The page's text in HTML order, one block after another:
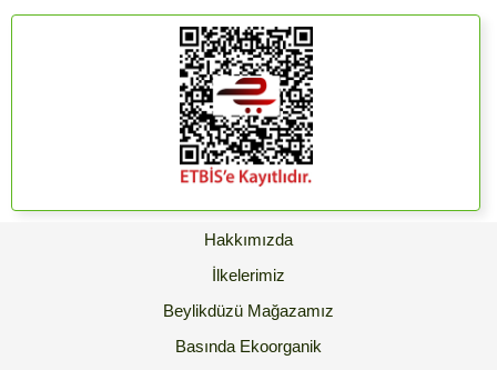
Hakkımızda
İlkelerimiz
Beylikdüzü Mağazamız
Basında Ekoorganik